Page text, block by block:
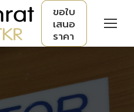
ขอใบ
เสนอ
ราคา